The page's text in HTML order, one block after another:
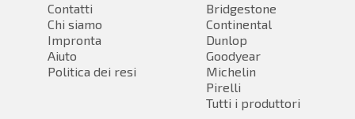
Contatti
Chi siamo
Impronta
Aiuto
Politica dei resi
Bridgestone
Continental
Dunlop
Goodyear
Michelin
Pirelli
Tutti i produttori